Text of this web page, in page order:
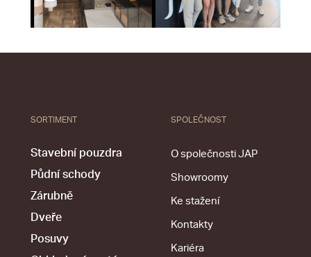
SORTIMENT
Stavební pouzdra
Půdní schody
Zárubně
Dveře
Posuvy
SPOLEČNOST
O společnosti JAP
Showroomy
Ke stažení
Kontakty
Kariéra